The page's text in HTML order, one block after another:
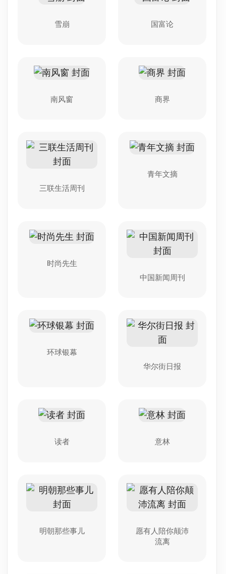
雪崩 国富论
南风窗 商界
三联生活周刊
青年文摘
时尚先生
中国新闻周刊
环球银幕
华尔街日报
读者 意林
明朝那些事儿
愿有人陪你颠沛
流离